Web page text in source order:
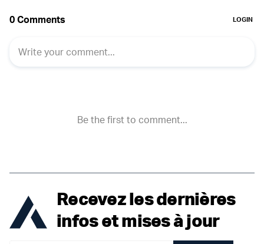
Recevez les dernières
infos et mises à jour